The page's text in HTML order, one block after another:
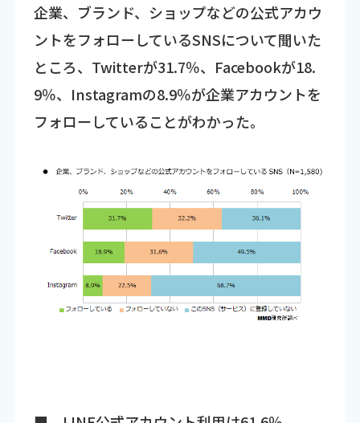
企業、ブランド、ショップなどの公式アカウ
ントをフォローしているSNSについて聞いた
ところ、Twitterが31.7％、Facebookが18.
9％、Instagramの8.9％が企業アカウントを
フォローしていることがわかった。